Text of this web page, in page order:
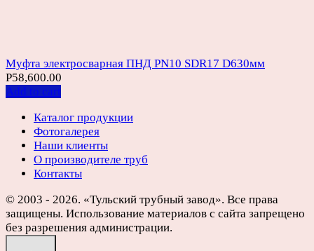
Муфта электросварная ПНД PN10 SDR17 D630мм
Р58,600.00
Add to cart
Каталог продукции
Фотогалерея
Наши клиенты
О производителе труб
Контакты
© 2003 - 2026. «Тульский трубный завод». Все права
защищены. Использование материалов с сайта запрещено
без разрешения администрации.